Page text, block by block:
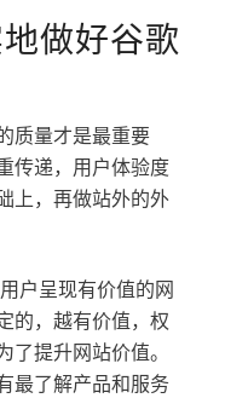
做好谷歌
质量才是最重要
传递，用户体验度
上，再做站外的外
户呈现有价值的网
的，越有价值，权
提升网站价值。
最了解产品和服务